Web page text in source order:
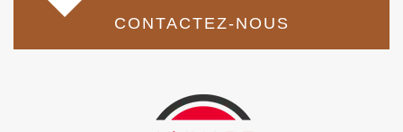
CONTACTEZ-NOUS